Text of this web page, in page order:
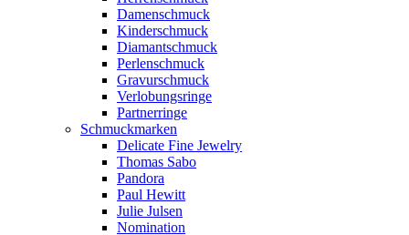
Damenschmuck
Kinderschmuck
Diamantschmuck
Perlenschmuck
Gravurschmuck
Verlobungsringe
Partnerringe
Schmuckmarken
Delicate Fine Jewelry
Thomas Sabo
Pandora
Paul Hewitt
Julie Julsen
Nomination